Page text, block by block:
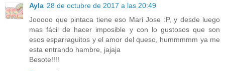
Ayla 28 de octubre de 2017 a las 20:49
Jooooo que pintaca tiene eso Mari Jose :P, y desde luego
mas fácil de hacer imposible y con lo gustosos que son
esos esparraguitos y el amor del queso, hummmmm ya me
esta entrando hambre, jajaja
Besote!!!!